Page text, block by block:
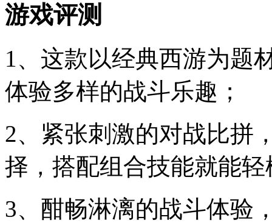
游戏评测
1、这款以经典西游为题
体验多样的战斗乐趣；
2、紧张刺激的对战比拼
择，搭配组合技能就能
3、酣畅淋漓的战斗体验